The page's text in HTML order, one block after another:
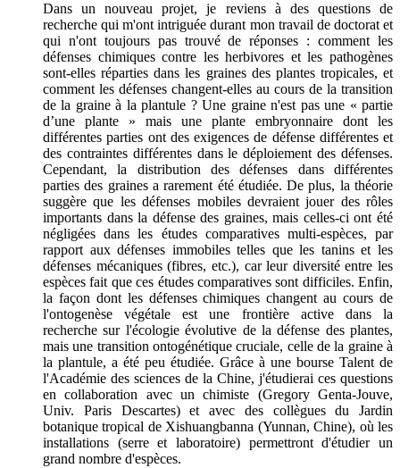
Dans un nouveau projet, je reviens à des questions de
recherche qui m'ont intriguée durant mon travail de doctorat et
qui n'ont toujours pas trouvé de réponses : comment les
défenses chimiques contre les herbivores et les pathogènes
sont-elles réparties dans les graines des plantes tropicales, et
comment les défenses changent-elles au cours de la transition
de la graine à la plantule ? Une graine n'est pas une « partie
d’une plante » mais une plante embryonnaire dont les
différentes parties ont des exigences de défense différentes et
des contraintes différentes dans le déploiement des défenses.
Cependant, la distribution des défenses dans différentes
parties des graines a rarement été étudiée. De plus, la théorie
suggère que les défenses mobiles devraient jouer des rôles
importants dans la défense des graines, mais celles-ci ont été
négligées dans les études comparatives multi-espèces, par
rapport aux défenses immobiles telles que les tanins et les
défenses mécaniques (fibres, etc.), car leur diversité entre les
espèces fait que ces études comparatives sont difficiles. Enfin,
la façon dont les défenses chimiques changent au cours de
l'ontogenèse végétale est une frontière active dans la
recherche sur l'écologie évolutive de la défense des plantes,
mais une transition ontogénétique cruciale, celle de la graine à
la plantule, a été peu étudiée. Grâce à une bourse Talent de
l'Académie des sciences de la Chine, j'étudierai ces questions
en collaboration avec un chimiste (Gregory Genta-Jouve,
Univ. Paris Descartes) et avec des collègues du Jardin
botanique tropical de Xishuangbanna (Yunnan, Chine), où les
installations (serre et laboratoire) permettront d'étudier un
grand nombre d'espèces.